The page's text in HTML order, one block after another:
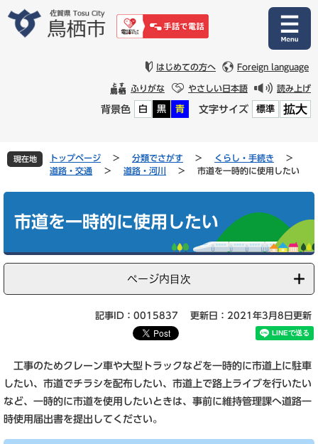
文
はじめての方へ Foreign language
ふりがな やさしい日本語 読み上げ
背景色 白 黒 青 文字サイズ 標準 拡大
現在地 トップページ > 分類でさがす > くらし・手続き
>
道路・交通
> 道路・河川 > 市道を一時的に使用したい
市道を一時的に使用したい
ページ内目次
記事ID：0015837 更新日：2021年3月8日更新
工事のためクレーン車や大型トラックなどを一時的に市道上に駐車
したい、市道でチラシを配布したい、市道上で路上ライブを行いたい
など、一時的に市道を使用したいときは、事前に維持管理課へ道路一
時使用届出書を提出してください。